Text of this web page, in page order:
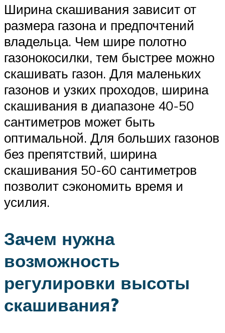
Ширина скашивания зависит от
размера газона и предпочтений
владельца. Чем шире полотно
газонокосилки, тем быстрее можно
скашивать газон. Для маленьких
газонов и узких проходов, ширина
скашивания в диапазоне 40-50
сантиметров может быть
оптимальной. Для больших газонов
без препятствий, ширина
скашивания 50-60 сантиметров
позволит сэкономить время и
усилия.
Зачем нужна
возможность
регулировки высоты
скашивания?